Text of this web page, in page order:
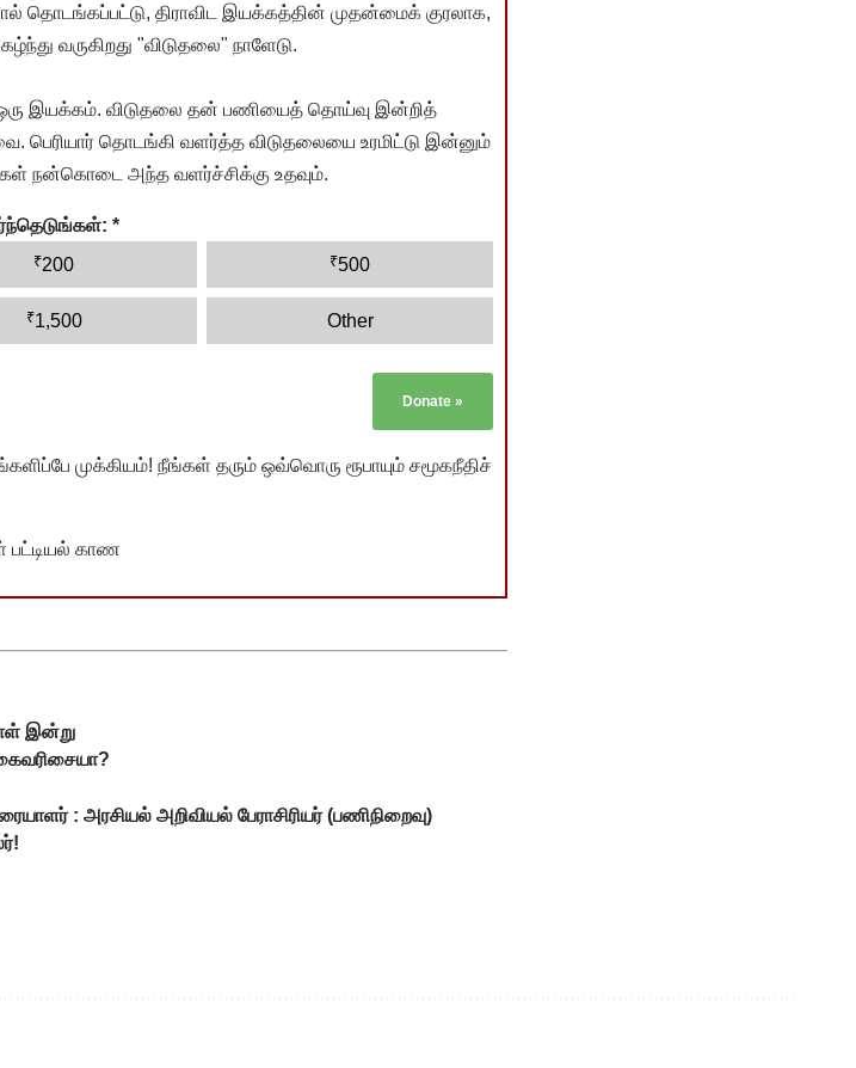
தொடங்கப்பட்டு, திராவிட இயக்கத்தின் முதன்மைக் குரலாக,
வருகிறது "விடுதலை" நாளேடு.
ஒரு இயக்கம். விடுதலை தன் பணியைத் தொய்வு இன்றித்
பெரியார் தொடங்கி வளர்த்த விடுதலையை உரமிட்டு இன்னும்
நன்கொடை அந்த வளர்ச்சிக்கு உதவும்.
*
₹200 ₹500
₹1,500 Other
Donate »
முக்கியம்! நீங்கள் தரும் ஒவ்வொரு ரூபாயும் சமூகநீதிச்
பட்டியல் காண
இன்று
: அரசியல் அறிவியல் பேராசிரியர் (பணிநிறைவு)